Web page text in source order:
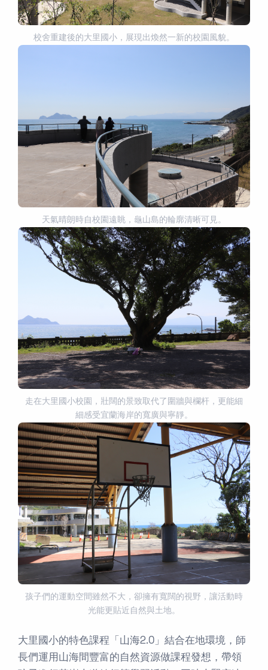
校舍重建後的大里國小，展現出煥然一新的校園風貌。
天氣晴朗時自校園遠眺，龜山島的輪廓清晰可見。
走在大里國小校園，壯闊的景致取代了圍牆與欄杆，更能細
細感受宜蘭海岸的寬廣與寧靜。
孩子們的運動空間雖然不大，卻擁有寬闊的視野，讓活動時
光能更貼近自然與土地。
大里國小的特色課程「山海2.0」結合在地環境，師
長們運用山海間豐富的自然資源做課程發想，帶領